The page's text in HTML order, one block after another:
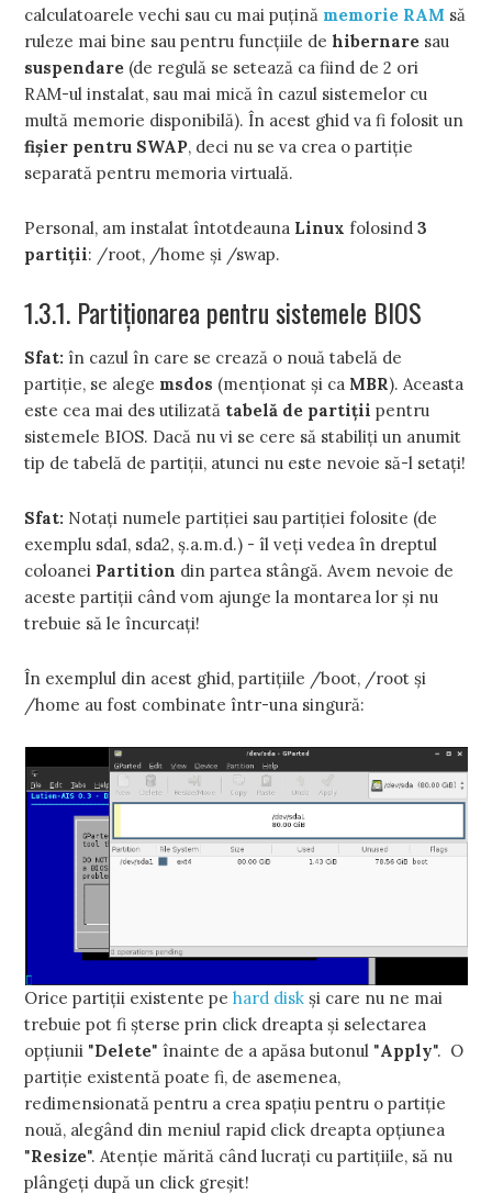
calculatoarele vechi sau cu mai puţină memorie RAM să
ruleze mai bine sau pentru funcţiile de hibernare sau
suspendare (de regulă se setează ca fiind de 2 ori
RAM-ul instalat, sau mai mică în cazul sistemelor cu
multă memorie disponibilă). În acest ghid va fi folosit un
fişier pentru SWAP, deci nu se va crea o partiţie
separată pentru memoria virtuală.
Personal, am instalat întotdeauna Linux folosind3
partiţii: /root, /home şi /swap.
1.3.1. Partiţionarea pentru sistemele BIOS
Sfat: în cazul în care se crează o nouă tabelă de
partiţie, se alege msdos (menţionat şi ca MBR). Aceasta
este cea mai des utilizată tabelă de partiţii pentru
sistemele BIOS. Dacă nu vi se cere să stabiliţi un anumit
tip de tabelă de partiţii, atunci nu este nevoie să-l setaţi!
Sfat: Notaţi numele partiţiei sau partiţiei folosite (de
exemplu sda1, sda2, ş.a.m.d.) - îl veţi vedea în dreptul
coloanei Partition din partea stângă. Avem nevoie de
aceste partiţii când vom ajunge la montarea lor şi nu
trebuie să le încurcaţi!
În exemplul din acest ghid, partiţiile /boot, /root şi
/home au fost combinate într-una singură:
Orice partiţii existente pehard disk şi care nu ne mai
trebuie pot fi şterse prin click dreapta şi selectarea
opţiunii "Delete" înainte de a apăsa butonul "Apply". O
partiţie existentă poate fi, de asemenea,
redimensionată pentru a crea spaţiu pentru o partiţie
nouă, alegând din meniul rapid click dreapta opţiunea
"Resize". Atenţie mărită când lucraţi cu partiţiile, să nu
plângeţi după un click greşit!